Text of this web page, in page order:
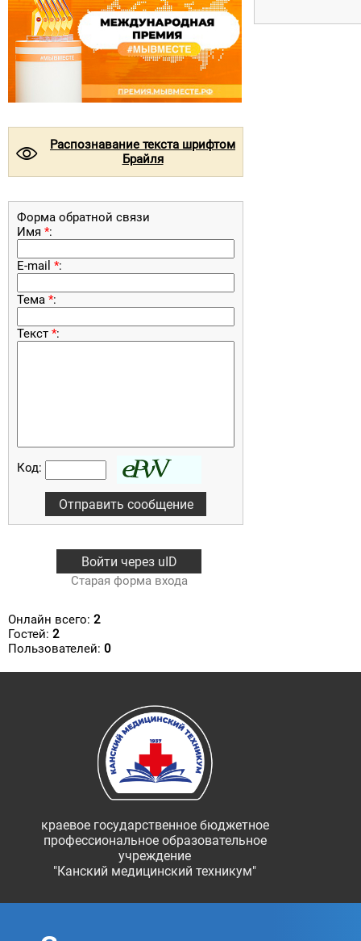
©
Распознавание текста шрифтом
Брайля
Форма обратной связи
Имя *:
E-mail *:
Тема *:
Текст *:
Код:
Войти через uID
Старая форма входа
Онлайн всего: 2
Гостей: 2
Пользователей: 0
краевое государственное бюджетное
профессиональное образовательное
учреждение
"Канский медицинский техникум"